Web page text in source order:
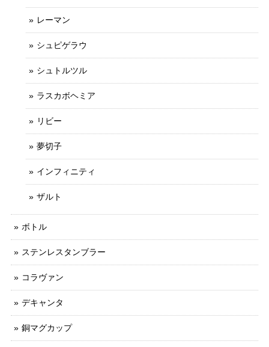
レーマン
シュピゲラウ
シュトルツル
ラスカボヘミア
リビー
夢切子
インフィニティ
ザルト
ボトル
ステンレスタンブラー
コラヴァン
デキャンタ
銅マグカップ